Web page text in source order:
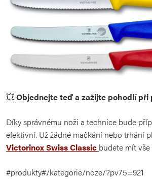
💥Objednejte teď a zažijte pohodlí při
Díky správnému noži a technice bude
efektivní. Už žádné mačkání nebo trhání
Victorinox Swiss Classic budete mít
#produkty#/kategorie/noze/?pv75=921